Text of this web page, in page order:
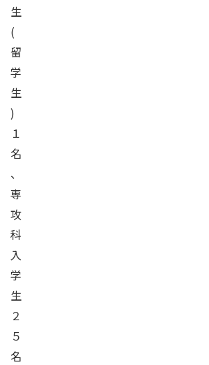
生
(
留
学
生
)
１
名
、
専
攻
科
入
学
生
２
５
名